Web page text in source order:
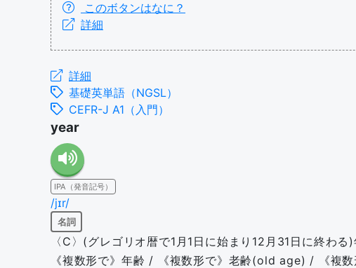
このボタンはなに？
詳細
詳細
基礎英単語（NGSL）
CEFR-J A1（入門）
year
IPA（発音記号）
/jɪr/
名詞
〈C〉(グレゴリオ暦で1月1日に始まり12月31日に終
《複数形で》年齢 / 《複数形で》老齢(old age) / 《複